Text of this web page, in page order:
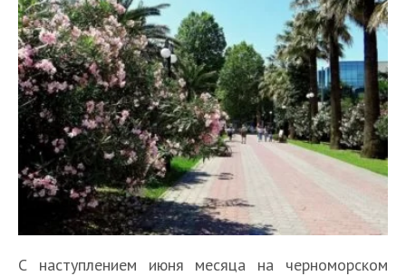
С наступлением июня месяца на черноморском